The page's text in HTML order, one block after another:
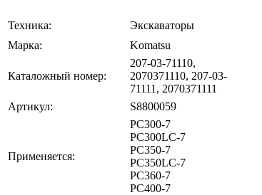
Техника:
Экскаваторы
Марка:
Komatsu
Каталожный номер:
207-03-71110,
2070371110, 207-03-
71111, 2070371111
Артикул:
S8800059
Применяется:
PC300-7
PC300LC-7
PC350-7
PC350LC-7
PC360-7
PC400-7